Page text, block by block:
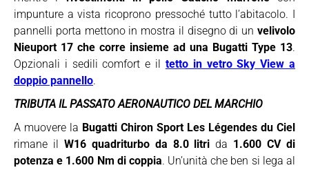
impunture a vista ricoprono pressoché tutto l’abitacolo. I
pannelli porta mettono in mostra il disegno di un velivolo
Nieuport 17 che corre insieme ad una Bugatti Type 13.
Opzionali i sedili comfort e il tetto in vetro Sky View a
doppio pannello.
TRIBUTA IL PASSATO AERONAUTICO DEL MARCHIO
A muovere la Bugatti Chiron Sport Les Légendes du Ciel
rimane il W16 quadriturbo da 8.0 litri da 1.600 CV di
potenza e 1.600 Nm di coppia. Un’unità che ben si lega al